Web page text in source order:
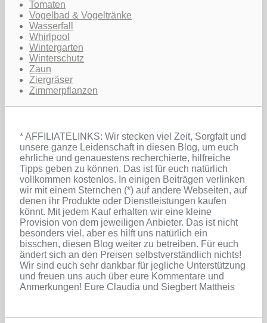
Tomaten
Vogelbad & Vogeltränke
Wasserfall
Whirlpool
Wintergarten
Winterschutz
Zaun
Ziergräser
Zimmerpflanzen
* AFFILIATELINKS: Wir stecken viel Zeit, Sorgfalt und
unsere ganze Leidenschaft in diesen Blog, um euch
ehrliche und genauestens recherchierte, hilfreiche
Tipps geben zu können. Das ist für euch natürlich
vollkommen kostenlos. In einigen Beiträgen verlinken
wir mit einem Sternchen (*) auf andere Webseiten, auf
denen ihr Produkte oder Dienstleistungen kaufen
könnt. Mit jedem Kauf erhalten wir eine kleine
Provision von dem jeweiligen Anbieter. Das ist nicht
besonders viel, aber es hilft uns natürlich ein
bisschen, diesen Blog weiter zu betreiben. Für euch
ändert sich an den Preisen selbstverständlich nichts!
Wir sind euch sehr dankbar für jegliche Unterstützung
und freuen uns auch über eure Kommentare und
Anmerkungen! Eure Claudia und Siegbert Mattheis